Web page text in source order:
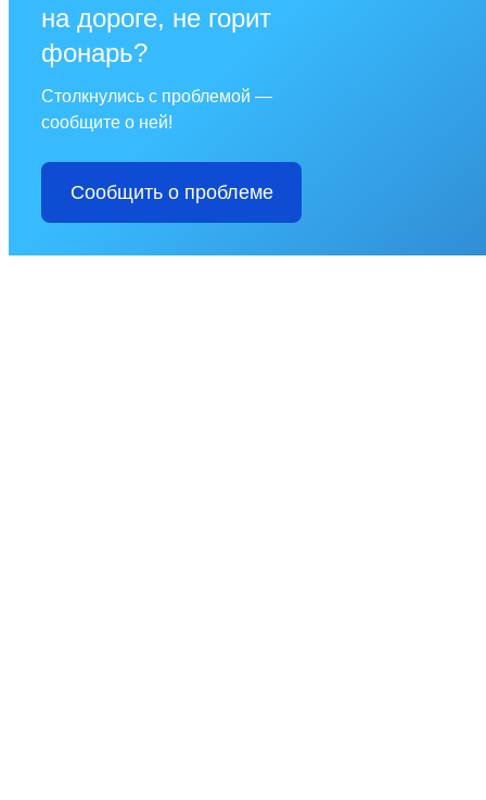
на дороге, не горит
фонарь?
Столкнулись с проблемой —
сообщите о ней!
Сообщить о проблеме